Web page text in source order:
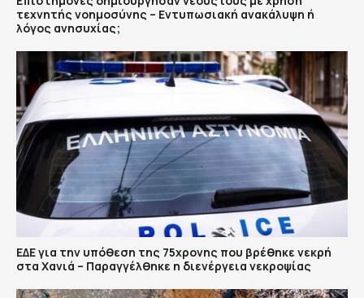
τεχνητής νοημοσύνης – Εντυπωσιακή ανακάλυψη ή
λόγος ανησυχίας;
ΕΔΕ για την υπόθεση της 75χρονης που βρέθηκε νεκρή
στα Χανιά – Παραγγέλθηκε η διενέργεια νεκροψίας